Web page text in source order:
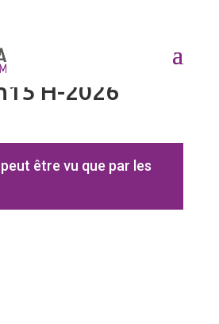
Mardi 19h15 H-2026
H-2026
être vu que par les